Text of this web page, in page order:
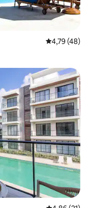
5 üzerinden
4,79 (48)